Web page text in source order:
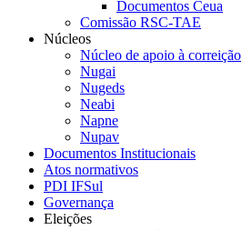
Documentos Ceua
Comissão RSC-TAE
Núcleos
Núcleo de apoio à correição
Nugai
Nugeds
Neabi
Napne
Nupav
Documentos Institucionais
Atos normativos
PDI IFSul
Governança
Eleições